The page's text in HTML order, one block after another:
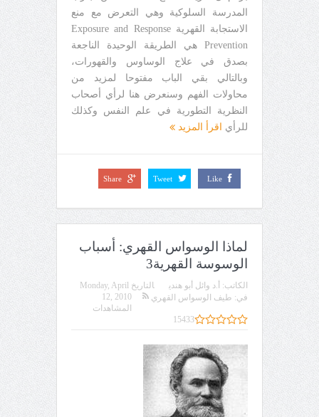
المدرسة السلوكية وهي التعرض مع منع
الاستجابة القهرية Exposure and Response
Prevention هي الطريقة الوحيدة الناجعة
بصدق في علاج الوساوس والقهورات،
وبالتالي بقي الباب مفتوحا لمزيد من
محاولات الفهم وسنعرض هنا لرأي أصحاب
النظرية التطورية في علم النفس وكذلك
للرأي
اقرأ المزيد
Like
Tweet
Share
لماذا الوسواس القهري: أسباب
الوسوسة القهرية3
الكاتب: أ.د وائل أبو هندي التاريخ Monday, April
12, 2010
في: طيف الوسواس القهري
المشاهدات
15433